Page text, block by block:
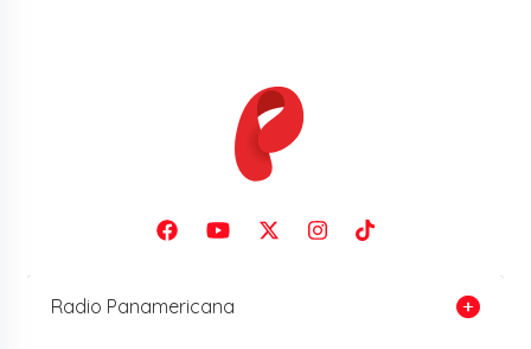
Radio Panamericana